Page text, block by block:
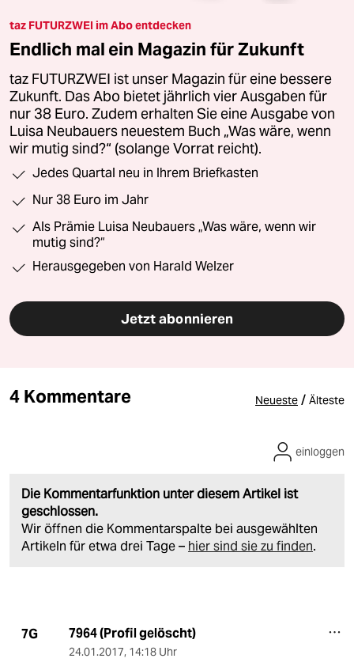
taz FUTURZWEI im Abo entdecken
Endlich mal ein Magazin für Zukunft
taz FUTURZWEI ist unser Magazin für eine bessere
Zukunft. Das Abo bietet jährlich vier Ausgaben für
nur 38 Euro. Zudem erhalten Sie eine Ausgabe von
Luisa Neubauers neuestem Buch „Was wäre, wenn
wir mutig sind?“ (solange Vorrat reicht).
Jedes Quartal neu in Ihrem Briefkasten
Nur 38 Euro im Jahr
Als Prämie Luisa Neubauers „Was wäre, wenn wir
mutig sind?“
Herausgegeben von Harald Welzer
Jetzt abonnieren
4 Kommentare Neueste / Älteste
Die Kommentarfunktion unter diesem Artikel ist
geschlossen.
Wir öffnen die Kommentarspalte bei ausgewählten
Artikeln für etwa drei Tage – hier sind sie zu finden.
einloggen
7G 7964 (Profil gelöscht)
24.01.2017, 14:18 Uhr